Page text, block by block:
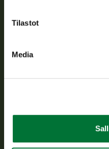
Tilastot
Media
Suomen riistakeskus
Suomen riistakeskus
riistanhoitoyhdistysten